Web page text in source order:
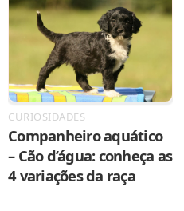
CURIOSIDADES
Companheiro aquático
– Cão d’água: conheça as
4 variações da raça